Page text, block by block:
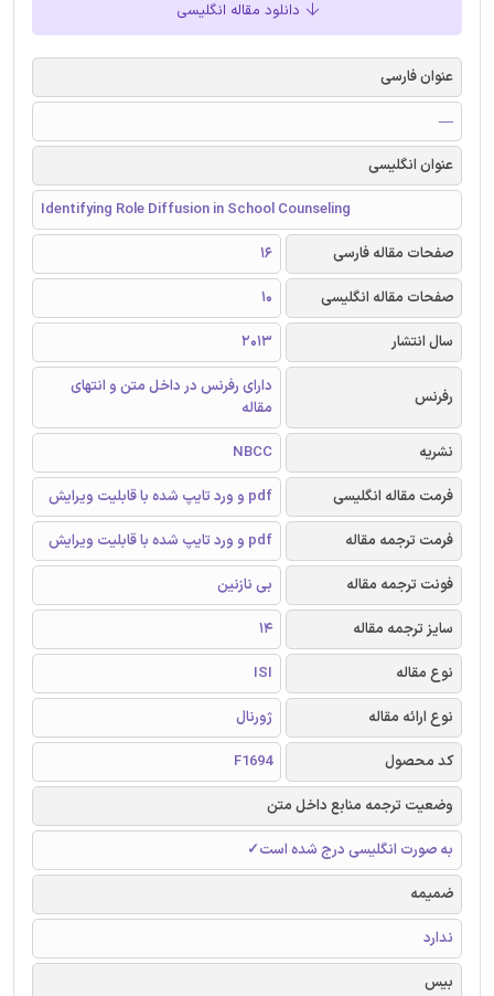
دانلود مقاله انگلیسی
عنوان فارسی
—
عنوان انگلیسی
Identifying Role Diffusion in School Counseling
صفحات مقاله فارسی
16
صفحات مقاله انگلیسی
10
سال انتشار
2013
رفرنس
دارای رفرنس در داخل متن و انتهای
مقاله
نشریه
NBCC
فرمت مقاله انگلیسی
pdf و ورد تایپ شده با قابلیت ویرایش
فرمت ترجمه مقاله
pdf و ورد تایپ شده با قابلیت ویرایش
فونت ترجمه مقاله
بی نازنین
سایز ترجمه مقاله
14
نوع مقاله
ISI
نوع ارائه مقاله
ژورنال
کد محصول
F1694
وضعیت ترجمه منابع داخل متن
به صورت انگلیسی درج شده است✓
ضمیمه
ندارد
بیس